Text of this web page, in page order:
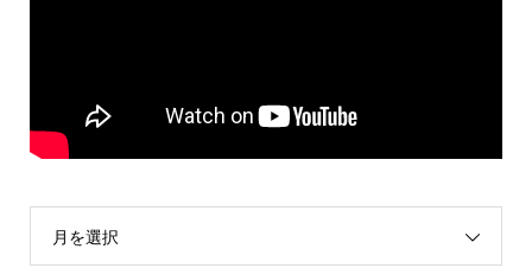
月を選択